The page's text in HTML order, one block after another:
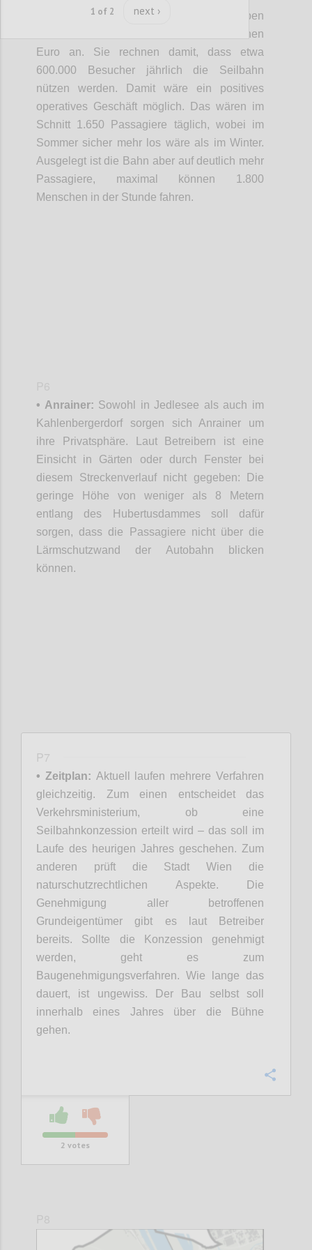
• Kosten und Kapazität: Die Betreiber geben
die Kosten für den Bau mit 40 bis 45 Millionen
Euro an. Sie rechnen damit, dass etwa
600.000 Besucher jährlich die Seilbahn
nützen werden. Damit wäre ein positives
operatives Geschäft möglich. Das wären im
Schnitt 1.650 Passagiere täglich, wobei im
Sommer sicher mehr los wäre als im Winter.
Ausgelegt ist die Bahn aber auf deutlich mehr
Passagiere, maximal können 1.800
Menschen in der Stunde fahren.
• Anrainer: Sowohl in Jedlesee als auch im
Kahlenbergerdorf sorgen sich Anrainer um
ihre Privatsphäre. Laut Betreibern ist eine
Einsicht in Gärten oder durch Fenster bei
diesem Streckenverlauf nicht gegeben: Die
geringe Höhe von weniger als 8 Metern
entlang des Hubertusdammes soll dafür
sorgen, dass die Passagiere nicht über die
Lärmschutzwand der Autobahn blicken
können.
P7
• Zeitplan: Aktuell laufen mehrere Verfahren
gleichzeitig. Zum einen entscheidet das
Verkehrsministerium, ob eine
Seilbahnkonzession erteilt wird – das soll im
Laufe des heurigen Jahres geschehen. Zum
anderen prüft die Stadt Wien die
naturschutzrechtlichen Aspekte. Die
Genehmigung aller betroffenen
Grundeigentümer gibt es laut Betreiber
bereits. Sollte die Konzession genehmigt
werden, geht es zum
Baugenehmigungsverfahren. Wie lange das
dauert, ist ungewiss. Der Bau selbst soll
innerhalb eines Jahres über die Bühne
gehen.
2 votes
1 of 2 next ›